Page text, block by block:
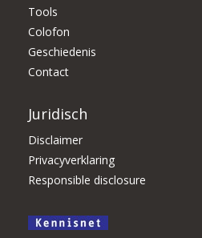
Tools
Colofon
Geschiedenis
Contact
Juridisch
Disclaimer
Privacyverklaring
Responsible disclosure